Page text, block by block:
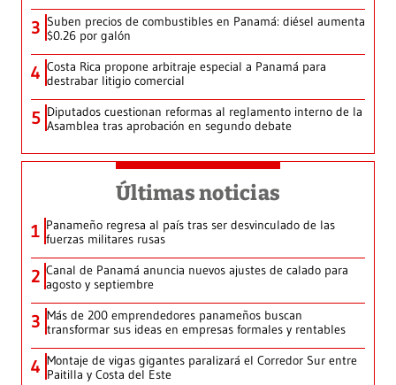
3 Suben precios de combustibles en Panamá: diésel aumenta
$0.26 por galón
4 Costa Rica propone arbitraje especial a Panamá para
destrabar litigio comercial
5 Diputados cuestionan reformas al reglamento interno de la
Asamblea tras aprobación en segundo debate
Últimas noticias
1 Panameño regresa al país tras ser desvinculado de las
fuerzas militares rusas
2 Canal de Panamá anuncia nuevos ajustes de calado para
agosto y septiembre
3 Más de 200 emprendedores panameños buscan
transformar sus ideas en empresas formales y rentables
4 Montaje de vigas gigantes paralizará el Corredor Sur entre
Paitilla y Costa del Este